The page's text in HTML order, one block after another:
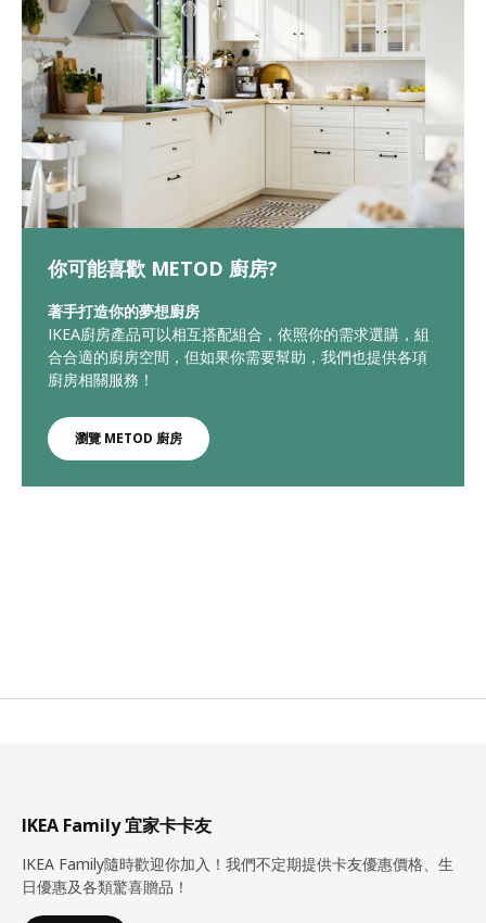
你可能喜歡 METOD 廚房?
著手打造你的夢想廚房
IKEA廚房產品可以相互搭配組合，依照你的需求選購，組
合合適的廚房空間，但如果你需要幫助，我們也提供各項
廚房相關服務！
瀏覽 METOD 廚房
IKEA Family 宜家卡卡友
IKEA Family隨時歡迎你加入！我們不定期提供卡友優惠價格、生
日優惠及各類驚喜贈品！